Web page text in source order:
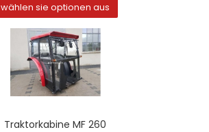
wählen sie optionen aus
Traktorkabine MF 260